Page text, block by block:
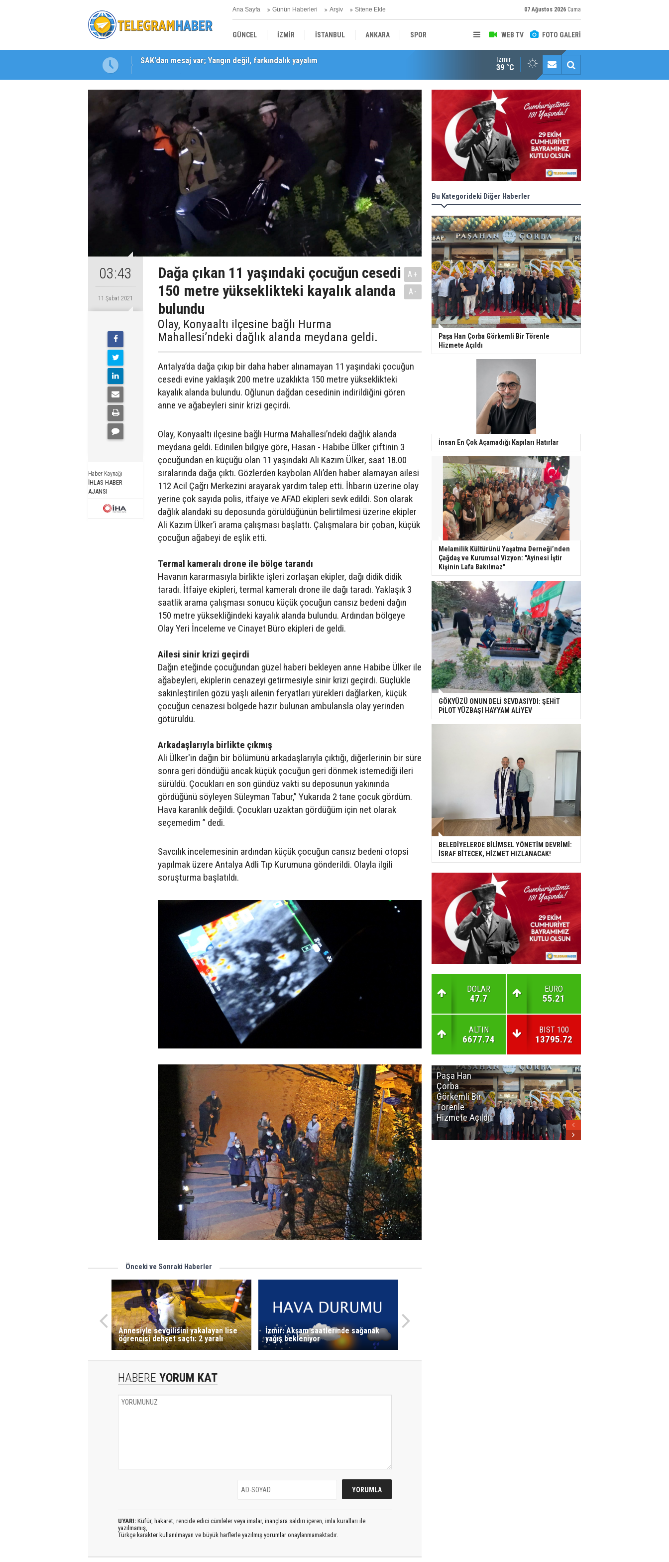
Ana Sayfa Günün Haberleri Arşiv Sitene Ekle 07 Ağustos 2026 Cuma
WEB TV FOTO GALERİ
GÜNCEL İZMİR İSTANBUL ANKARA SPOR
YEREL SAĞLIK
Karabağlar ‘da Gazeteci Barış Selçuk saygıyla anıldı Konaklı kadınların okuma azmi örnek oldu
İzmir
39 °C
03:43
11 Şubat 2021
Haber Kaynağı
İHLAS HABER
AJANSI
Dağa çıkan 11 yaşındaki çocuğun cesedi
150 metre yükseklikteki kayalık alanda
bulundu
Olay, Konyaaltı ilçesine bağlı Hurma
Mahallesi’ndeki dağlık alanda meydana geldi.
A+
A-
Antalya’da dağa çıkıp bir daha haber alınamayan 11 yaşındaki çocuğun
cesedi evine yaklaşık 200 metre uzaklıkta 150 metre yükseklikteki
kayalık alanda bulundu. Oğlunun dağdan cesedinin indirildiğini gören
anne ve ağabeyleri sinir krizi geçirdi.
Olay, Konyaaltı ilçesine bağlı Hurma Mahallesi’ndeki dağlık alanda
meydana geldi. Edinilen bilgiye göre, Hasan - Habibe Ülker çiftinin 3
çocuğundan en küçüğü olan 11 yaşındaki Ali Kazım Ülker, saat 18.00
sıralarında dağa çıktı. Gözlerden kaybolan Ali’den haber alamayan ailesi
112 Acil Çağrı Merkezini arayarak yardım talep etti. İhbarın üzerine olay
yerine çok sayıda polis, itfaiye ve AFAD ekipleri sevk edildi. Son olarak
dağlık alandaki su deposunda görüldüğünün belirtilmesi üzerine ekipler
Ali Kazım Ülker’i arama çalışması başlattı. Çalışmalara bir çoban, küçük
çocuğun ağabeyi de eşlik etti.
Termal kameralı drone ile bölge tarandı
Havanın kararmasıyla birlikte işleri zorlaşan ekipler, dağı didik didik
taradı. İtfaiye ekipleri, termal kameralı drone ile dağı taradı. Yaklaşık 3
saatlik arama çalışması sonucu küçük çocuğun cansız bedeni dağın
150 metre yüksekliğindeki kayalık alanda bulundu. Ardından bölgeye
Olay Yeri İnceleme ve Cinayet Büro ekipleri de geldi.
Ailesi sinir krizi geçirdi
Dağın eteğinde çocuğundan güzel haberi bekleyen anne Habibe Ülker ile
ağabeyleri, ekiplerin cenazeyi getirmesiyle sinir krizi geçirdi. Güçlükle
sakinleştirilen gözü yaşlı ailenin feryatları yürekleri dağlarken, küçük
çocuğun cenazesi bölgede hazır bulunan ambulansla olay yerinden
götürüldü.
Arkadaşlarıyla birlikte çıkmış
Ali Ülker'in dağın bir bölümünü arkadaşlarıyla çıktığı, diğerlerinin bir süre
sonra geri döndüğü ancak küçük çocuğun geri dönmek istemediği ileri
sürüldü. Çocukları en son gündüz vakti su deposunun yakınında
gördüğünü söyleyen Süleyman Tabur,” Yukarıda 2 tane çocuk gördüm.
Hava karanlık değildi. Çocukları uzaktan gördüğüm için net olarak
seçemedim ” dedi.
Savcılık incelemesinin ardından küçük çocuğun cansız bedeni otopsi
yapılmak üzere Antalya Adli Tıp Kurumuna gönderildi. Olayla ilgili
soruşturma başlatıldı.
Önceki ve Sonraki Haberler
Annesiyle sevgilisini yakalayan lise
öğrencisi dehşet saçtı: 2 yaralı
İzmir: Akşam saatlerinde sağanak
yağış bekleniyor
HABERE YORUM KAT
UYARI: Küfür, hakaret, rencide edici cümleler veya imalar, inançlara saldırı içeren, imla kuralları ile
yazılmamış,
Türkçe karakter kullanılmayan ve büyük harflerle yazılmış yorumlar onaylanmamaktadır.
Bu Kategorideki Diğer Haberler
Paşa Han Çorba Görkemli Bir Törenle
Hizmete Açıldı
İnsan En Çok Açamadığı Kapıları Hatırlar
Melamilik Kültürünü Yaşatma Derneği’nden
Çağdaş ve Kurumsal Vizyon: "Ayinesi İştir
Kişinin Lafa Bakılmaz"
GÖKYÜZÜ ONUN DELİ SEVDASIYDI: ŞEHİT
PİLOT YÜZBAŞI HAYYAM ALİYEV
BELEDİYELERDE BİLİMSEL YÖNETİM DEVRİMİ:
İSRAF BİTECEK, HİZMET HIZLANACAK!
DOLAR
47.7
EURO
55.21
ALTIN
6677.74
BIST 100
13795.72
Paşa Han
Çorba
Görkemli Bir
Törenle
Hizmete Açıldı